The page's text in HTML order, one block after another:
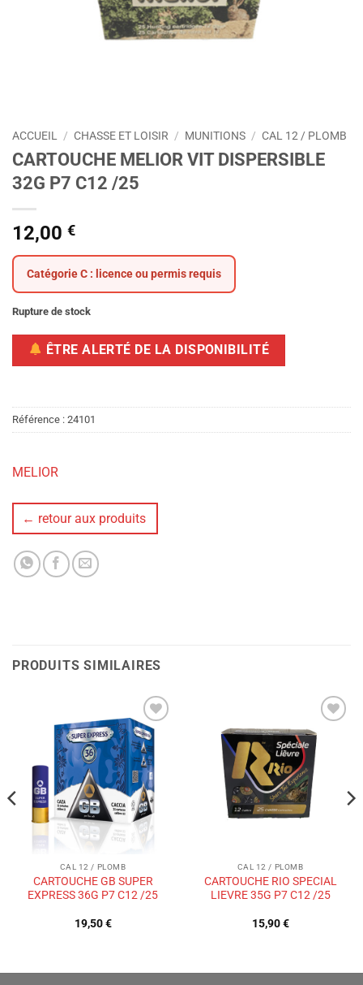
ACCUEIL / CHASSE ET LOISIR / MUNITIONS / CAL 12 / PLOMB
CARTOUCHE MELIOR VIT DISPERSIBLE
32G P7 C12 /25
12,00 €
Catégorie C : licence ou permis requis
Rupture de stock
ÊTRE ALERTÉ DE LA DISPONIBILITÉ
Référence : 24101
MELIOR
← retour aux produits
PRODUITS SIMILAIRES
Ajouter
à la liste
de
souhaits
CAL 12 / PLOMB
CARTOUCHE GB SUPER
EXPRESS 36G P7 C12 /25
19,50€
Ajouter
à la liste
souhaits
CAL 12 / PLOMB
CARTOUCHE RIO SPECIAL
LIEVRE 35G P7 C12 /25
15,90€